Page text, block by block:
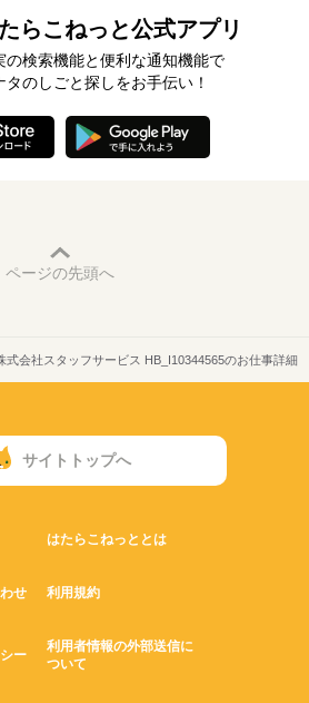
らこねっと公式アプリ
の検索機能と便利な通知機能で
タのしごと探しをお手伝い！
ページの先頭へ
式会社スタッフサービス HB_I10344565のお仕事詳細
サイトトップへ
はたらこねっととは
せ 利用規約
ー
利用者情報の外部送信に
ついて